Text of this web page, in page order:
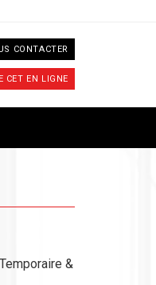
CONTACTER
CET EN LIGNE
&